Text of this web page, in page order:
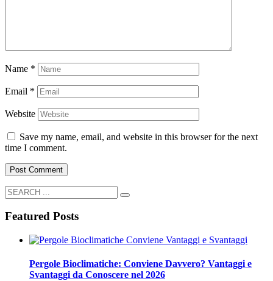
Name *
Email *
Website
Save my name, email, and website in this browser for the next
time I comment.
Featured Posts
Pergole Bioclimatiche: Conviene Davvero? Vantaggi e
Svantaggi da Conoscere nel 2026